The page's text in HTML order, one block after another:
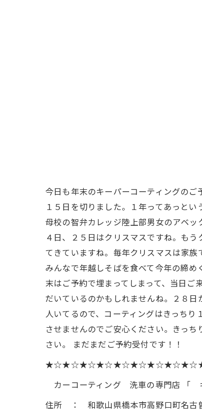
今日も年末のキーパーコーティングの
１５日を切りました。１年ってあっと
母校の智弁カレッジ陸上部男女のアベ
４日、２５日はクリスマスですね。も
てきていますね。毎年クリスマスは家
みんなで年越しそばを食べて今年の締
末はご予約で埋まってしまって、当日
だいているのかもしれませんね。２８
人いてるので、コーティングはきっち
させませんのでご安心ください。きっ
さい。 まだまだご予約受付です！！
カーコーティング 洗車の専門店 「
住所 ： 和歌山県橋本市高野口町名古